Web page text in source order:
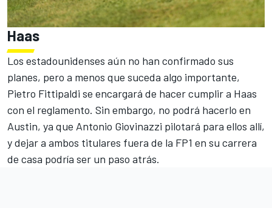
Haas
Los estadounidenses aún no han confirmado sus
planes, pero a menos que suceda algo importante,
Pietro Fittipaldi se encargará de hacer cumplir a Haas
con el reglamento. Sin embargo, no podrá hacerlo en
Austin, ya que Antonio Giovinazzi pilotará para ellos allí,
y dejar a ambos titulares fuera de la FP1 en su carrera
de casa podría ser un paso atrás.